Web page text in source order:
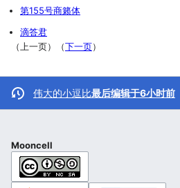
第155号商籁体
滴答君
（上一页）（下一页）
伟大的小逗比最后编辑于6小时前
Mooncell